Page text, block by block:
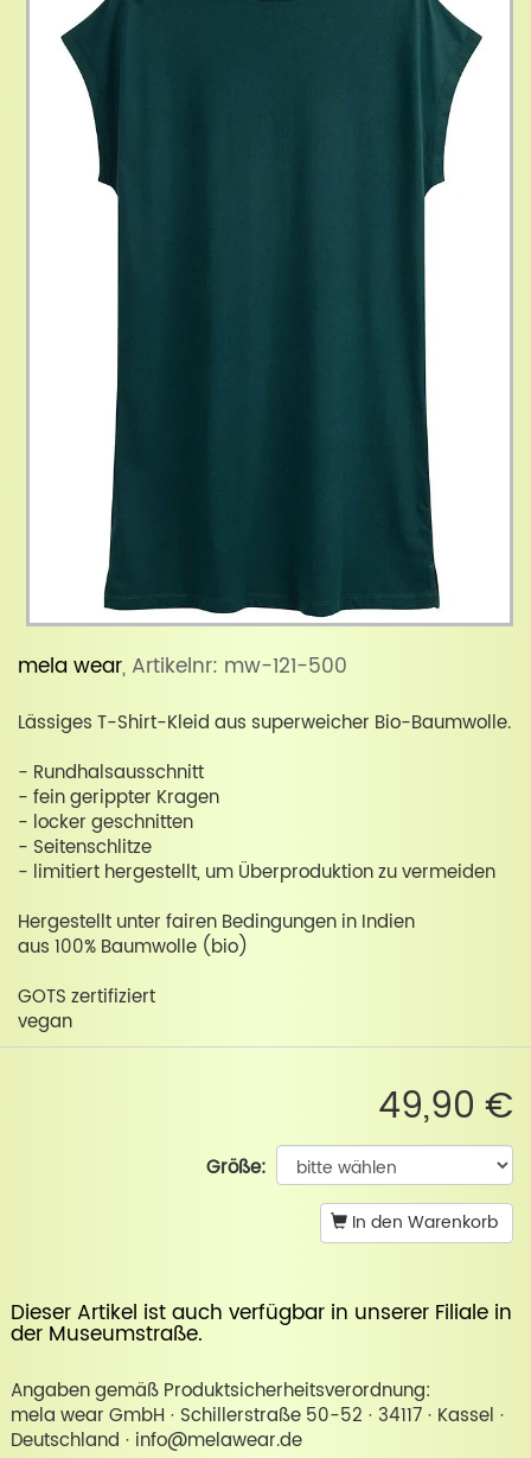
mela wear, Artikelnr: mw-121-500
Lässiges T-Shirt-Kleid aus superweicher Bio-Baumwolle.
- Rundhalsausschnitt
- fein gerippter Kragen
- locker geschnitten
- Seitenschlitze
- limitiert hergestellt, um Überproduktion zu vermeiden
Hergestellt unter fairen Bedingungen in Indien
aus 100% Baumwolle (bio)
GOTS zertifiziert
vegan
49,90 €
Größe:
In den Warenkorb
Dieser Artikel ist auch verfügbar in unserer Filiale in
der Museumstraße.
Angaben gemäß Produktsicherheitsverordnung:
mela wear GmbH · Schillerstraße 50-52 · 34117 · Kassel ·
Deutschland · info@melawear.de